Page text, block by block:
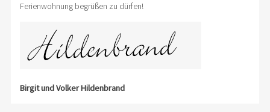
Ferienwohnung begrüßen zu dürfen!
Birgit und Volker Hildenbrand